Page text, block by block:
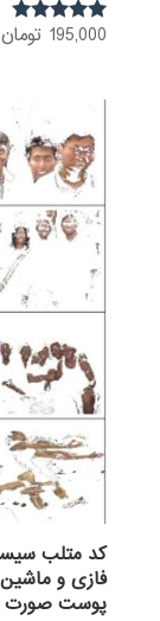
نمره
195,000 تومان
کد متلب
فازی و
پوست صورت